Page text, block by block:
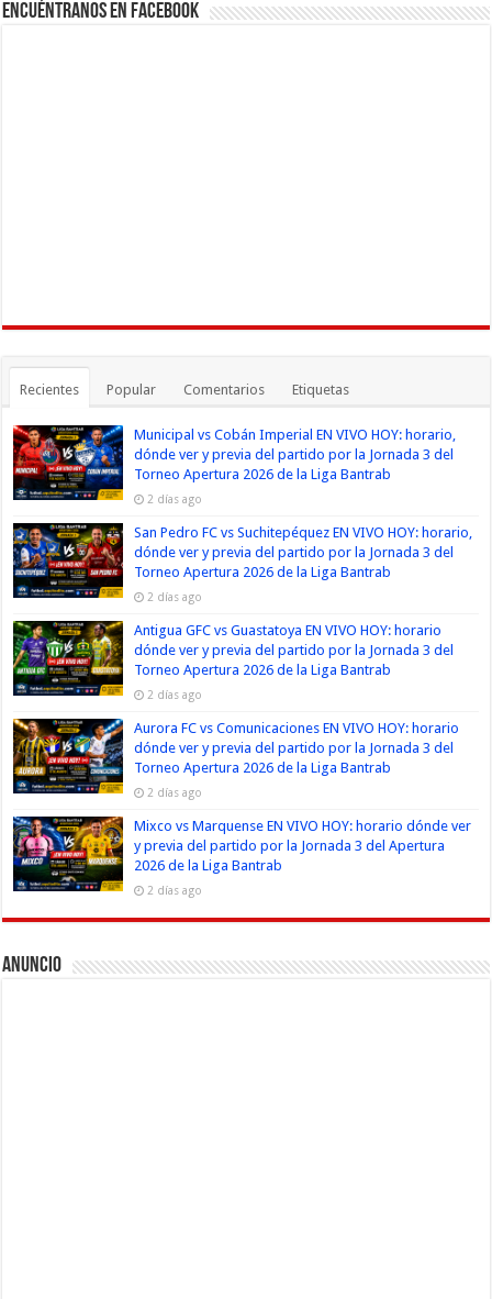
Encuéntranos en Facebook
Recientes Popular Comentarios Etiquetas
Municipal vs Cobán Imperial EN VIVO HOY: horario,
dónde ver y previa del partido por la Jornada 3 del
Torneo Apertura 2026 de la Liga Bantrab
2 días ago
San Pedro FC vs Suchitepéquez EN VIVO HOY: horario,
dónde ver y previa del partido por la Jornada 3 del
Torneo Apertura 2026 de la Liga Bantrab
2 días ago
Antigua GFC vs Guastatoya EN VIVO HOY: horario
dónde ver y previa del partido por la Jornada 3 del
Torneo Apertura 2026 de la Liga Bantrab
2 días ago
Aurora FC vs Comunicaciones EN VIVO HOY: horario
dónde ver y previa del partido por la Jornada 3 del
Torneo Apertura 2026 de la Liga Bantrab
2 días ago
Mixco vs Marquense EN VIVO HOY: horario dónde ver
y previa del partido por la Jornada 3 del Apertura
2026 de la Liga Bantrab
2 días ago
Anuncio